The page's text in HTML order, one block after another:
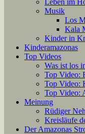
Leben im
Musik
Los
Kala
Kinder in
Kinderamazonas
Top Videos
Was ist los
Top Video:
Top Video:
Top Video:
Meinung
Rüdiger
Kreisläufe
Der Amazonas